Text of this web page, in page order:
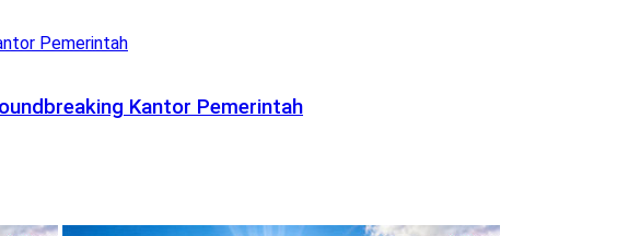
Kantor Pemerintah